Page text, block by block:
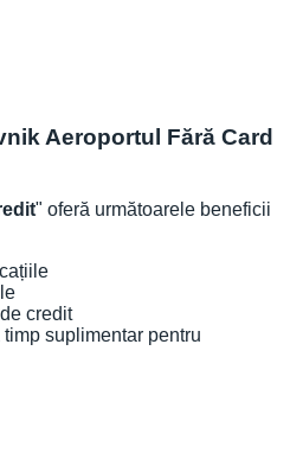
Aeroportul Fără Card
" oferă următoarele beneficii
credit
suplimentar pentru